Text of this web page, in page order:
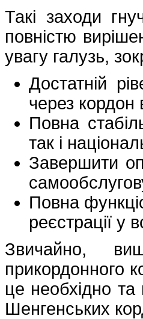
Такі заходи
повністю
увагу галузь,
Достатній
через кордон
Повна
так і
Завершити
Повна
реєстрації у
Звичайно,
прикордонного
це необхідно
Шенгенських